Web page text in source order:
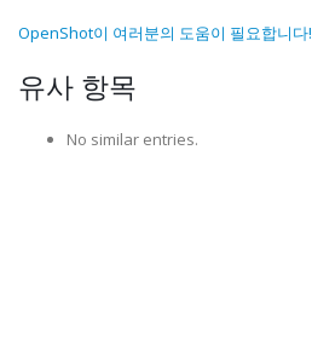
OpenShot이 여러분의 도움이 필요합니다!
유사 항목
No similar entries.